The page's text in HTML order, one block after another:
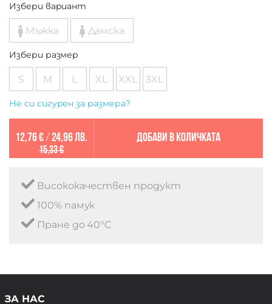
Избери вариант
Мъжка Дамска
Избери размер
S M L XL XXL 3XL
Не си сигурен за размера?
12,76 €/ 24,96 лв.
15,33 €
Добави в количката
Висококачествен продукт
100% памук
Пране до 40°C
ЗА НАС